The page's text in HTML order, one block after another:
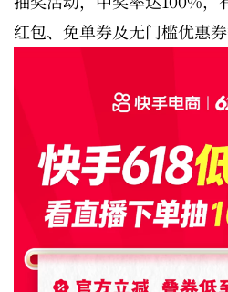
红包、免单券及无门槛优惠券